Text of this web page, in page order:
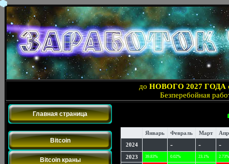
доНОВОГО 2027 ГОДА
Безперебойная
Главная страница
Bitcoin
Bitcoin краны
Январь Февраль Март
2024
- - -
2023 39.83% 0.02% 23.1% 2.73%